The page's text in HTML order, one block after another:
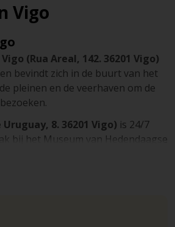
Vigo
(Rua Areal, 142. 36201 Vigo)
bevindt zich in de buurt van het
pleinen en de veerhaven om de
8. 36201 Vigo) is 24/7
bij het Museum van Hedendaagse